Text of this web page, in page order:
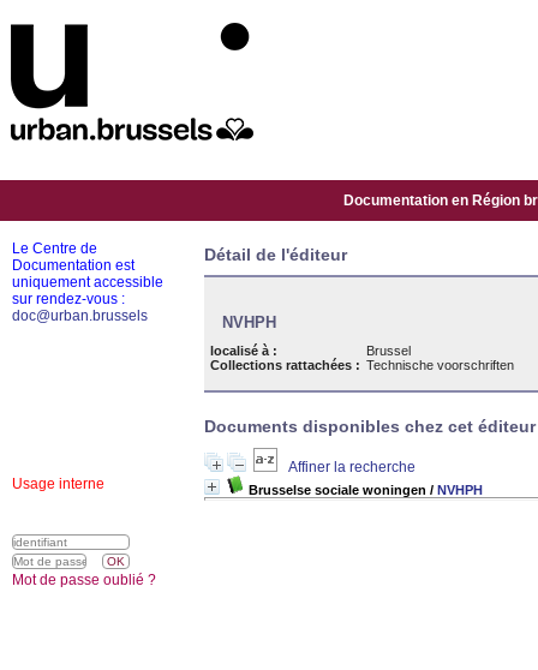
Documentation en Région
Détail de l'éditeur
NVHPH
localisé à :
Brussel
Collections rattachées : Technische voorschriften
Documents disponibles chez cet éditeur
Affiner la recherche
Brusselse sociale woningen / NVHPH
Le Centre de
Documentation est
uniquement accessible
sur rendez-vous :
doc@urban.brussels
Usage interne
Mot de passe oublié ?